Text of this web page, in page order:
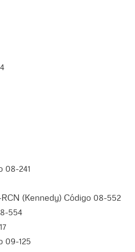
08-241
(Kennedy) Código 08-552
554
09-125